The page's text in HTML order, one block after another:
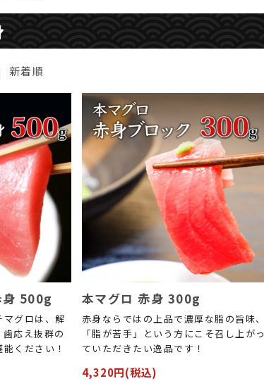
新着順
身 500g
グロは、解
応え抜群の
ください！
本マグロ 赤身 300g
赤身ならではの上品で濃厚な脂の旨味、
「脂が苦手」という方にこそ召し上がっ
ていただきたい逸品です！
4,320円(税込)